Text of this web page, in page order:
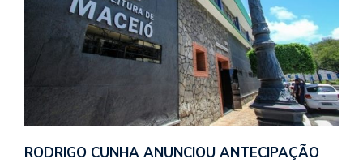
RODRIGO CUNHA ANUNCIOU ANTECIPAÇÃO